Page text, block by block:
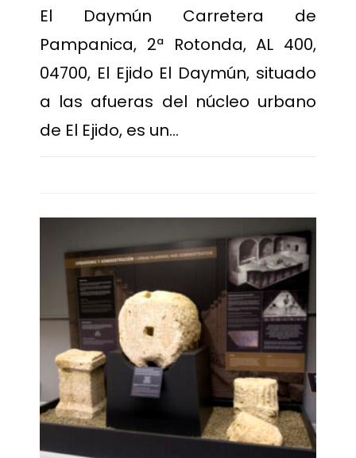
El Daymún Carretera de
Pampanica, 2ª Rotonda, AL 400,
04700, El Ejido El Daymún, situado
a las afueras del núcleo urbano
de El Ejido, es un…